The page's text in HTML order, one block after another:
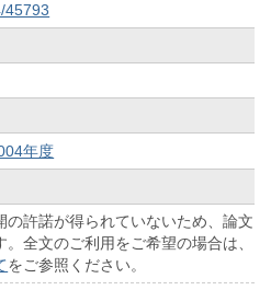
45793
年度
許諾が得られていないため、論文
全文のご利用をご希望の場合は、
をご参照ください。